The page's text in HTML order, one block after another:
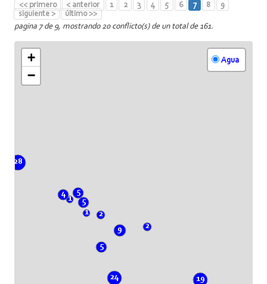
<< primero < anterior 1 2 3 4 5 6 7 8
9
siguiente >
último >>
pagina 7 de 9, mostrando 20 conflicto(s) de un total de 161.
1
1
4 5
28
5
2
19
9
5
24
2
+
−
Agua